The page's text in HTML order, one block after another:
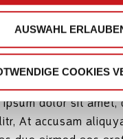
AUSWAHL
COOKIES
eirmod tempor
aliquyam erat,
eos et accusam
rebum. Stet clita
ipsum dolor sit amet,
At accusam